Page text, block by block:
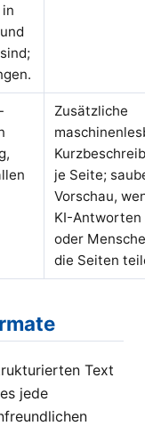
Zusätzliche
je Seite;
Vorschau,
KI-Antworten
oder
die Seiten
Text
jede